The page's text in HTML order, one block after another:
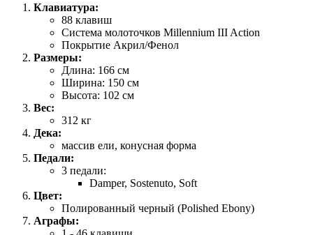
Клавиатура:
88 клавиш
Система молоточков Millennium III Action
Покрытие Акрил/Фенол
Размеры:
Длина: 166 см
Ширина: 150 см
Высота: 102 см
Вес:
312 кг
Дека:
массив ели, конусная форма
Педали:
3 педали:
Damper, Sostenuto, Soft
Цвет:
Полированный черный (Polished Ebony)
Аграфы: